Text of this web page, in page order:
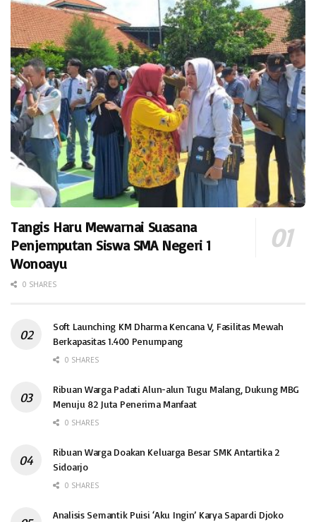
Tangis Haru Mewarnai Suasana
Penjemputan Siswa SMA Negeri 1
Wonoayu
0 SHARES
Soft Launching KM Dharma Kencana V, Fasilitas Mewah
Berkapasitas 1.400 Penumpang
0 SHARES
Ribuan Warga Padati Alun-alun Tugu Malang, Dukung MBG
Menuju 82 Juta Penerima Manfaat
0 SHARES
Ribuan Warga Doakan Keluarga Besar SMK Antartika 2
Sidoarjo
0 SHARES
Analisis Semantik Puisi ‘Aku Ingin’ Karya Sapardi Djoko